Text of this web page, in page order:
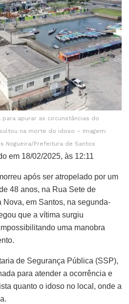
apurar as circunstâncias do
na morte do idoso – Imagem:
Nogueira/Prefeitura de Santos
em 18/02/2025, às 12:11
após ser atropelado por um
48 anos, na Rua Sete de
Nova, em Santos, na segunda-
que a vítima surgiu
uma manobra
de Segurança Pública (SSP),
para atender a ocorrência e
quanto o idoso no local, onde a